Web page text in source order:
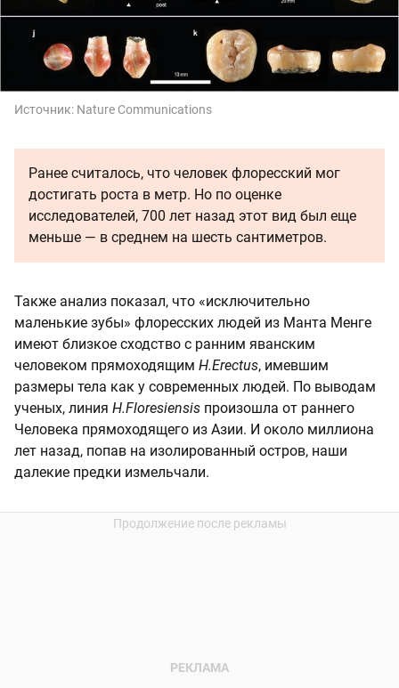
Источник: Nature Communications
Ранее считалось, что человек флоресский мог
достигать роста в метр. Но по оценке
исследователей, 700 лет назад этот вид был еще
меньше — в среднем на шесть сантиметров.
Также анализ показал, что «исключительно
маленькие зубы» флоресских людей из Манта Менге
имеют близкое сходство с ранним яванским
человеком прямоходящим H.Erectus, имевшим
размеры тела как у современных людей. По выводам
ученых, линия H.Floresiensis произошла от раннего
Человека прямоходящего из Азии. И около миллиона
лет назад, попав на изолированный остров, наши
далекие предки измельчали.